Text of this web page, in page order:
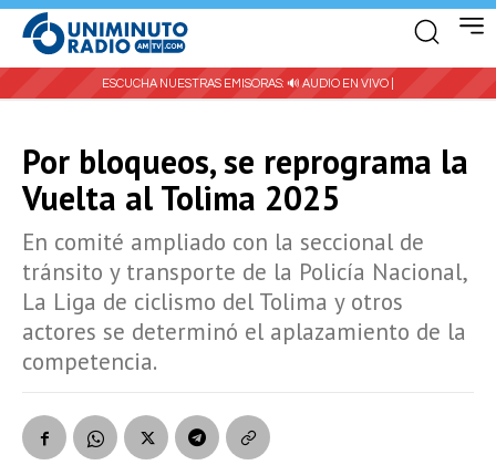
ESCUCHA NUESTRAS EMISORAS: 🔊 AUDIO EN VIVO |
Por bloqueos, se reprograma la
Vuelta al Tolima 2025
En comité ampliado con la seccional de
tránsito y transporte de la Policía Nacional,
La Liga de ciclismo del Tolima y otros
actores se determinó el aplazamiento de la
competencia.